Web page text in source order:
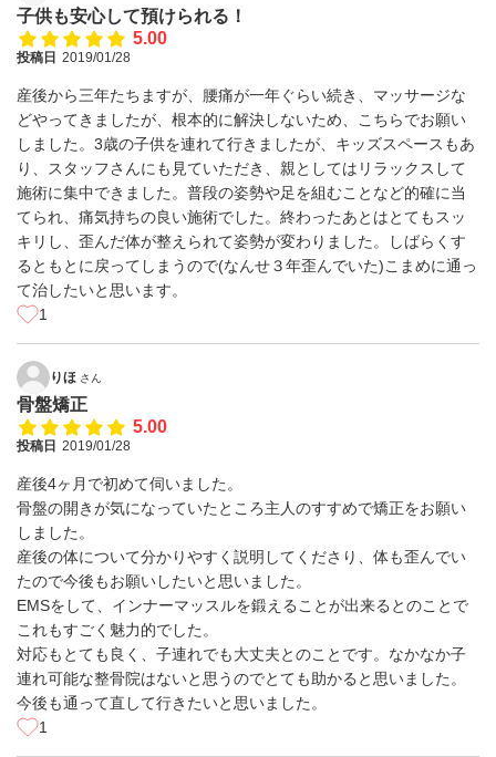
子供も安心して預けられる！
5.00
投稿日 2019/01/28
産後から三年たちますが、腰痛が一年ぐらい続き、マッサージな
どやってきましたが、根本的に解決しないため、こちらでお願い
しました。3歳の子供を連れて行きましたが、キッズスペースもあ
り、スタッフさんにも見ていただき、親としてはリラックスして
施術に集中できました。普段の姿勢や足を組むことなど的確に当
てられ、痛気持ちの良い施術でした。終わったあとはとてもスッ
キリし、歪んだ体が整えられて姿勢が変わりました。しばらくす
るともとに戻ってしまうので(なんせ３年歪んでいた)こまめに通っ
て治したいと思います。
1
りほ さん
骨盤矯正
5.00
投稿日 2019/01/28
産後4ヶ月で初めて伺いました。
骨盤の開きが気になっていたところ主人のすすめで矯正をお願い
しました。
産後の体について分かりやすく説明してくださり、体も歪んでい
たので今後もお願いしたいと思いました。
EMSをして、インナーマッスルを鍛えることが出来るとのことで
これもすごく魅力的でした。
対応もとても良く、子連れでも大丈夫とのことです。なかなか子
連れ可能な整骨院はないと思うのでとても助かると思いました。
今後も通って直して行きたいと思いました。
1